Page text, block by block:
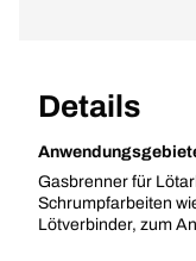
Details
Gasbrenner für
Schrumpfarbeiten
Lötverbinder, zum